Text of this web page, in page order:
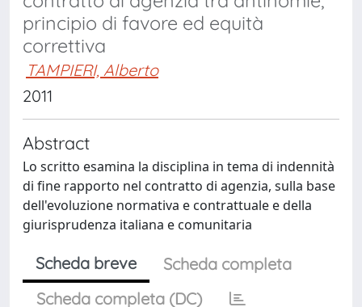
principio di favore ed equità
correttiva
TAMPIERI, Alberto
2011
Abstract
Lo scritto esamina la disciplina in tema di indennità
di fine rapporto nel contratto di agenzia, sulla base
dell'evoluzione normativa e contrattuale e della
giurisprudenza italiana e comunitaria
Scheda breve
Scheda completa
Scheda completa (DC)